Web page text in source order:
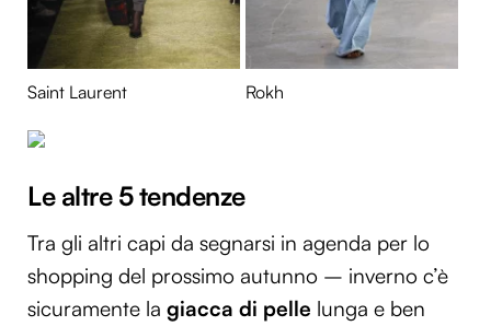
Saint Laurent Rokh
Le altre 5 tendenze
Tra gli altri capi da segnarsi in agenda per lo
shopping del prossimo autunno – inverno c’è
sicuramente la giacca di pelle lunga e ben